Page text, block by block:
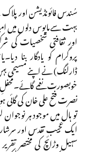
سُندس فائونڈیشن اور
بہت سے مایوس دلوں میں
اور ثقافتی شخصیات کی
پروگرام کو یادگار بنا
ڈارلنگ) نے اپنے مسیحی
خوبصورت نغمے
نصرت فتح علی خان کی گائی
تو ہال میں موجود ہر
ایک عجیب تقدس اور
سہیل وڑائچ کی مختصر